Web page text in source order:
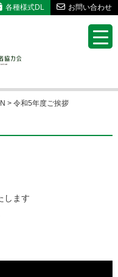
各種様式DL お問い合わせ
> 令和5年度ご挨拶
します